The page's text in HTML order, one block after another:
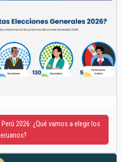
2026: ¿Qué vamos a elegir los